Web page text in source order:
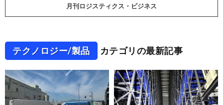
月刊ロジスティクス・ビジネス
テクノロジー/製品 カテゴリの最新記事